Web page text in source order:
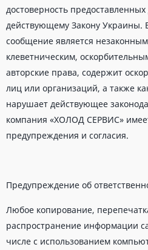
достоверность
действующему Закону Украины.
сообщение является
клеветническим,
авторские права, содержит
лиц или организаций, а также
нарушает действующее
компания «ХОЛОД СЕРВИС»
предупреждения и согласия.
Предупреждение об
Любое копирование,
распространение информации
числе с использованием